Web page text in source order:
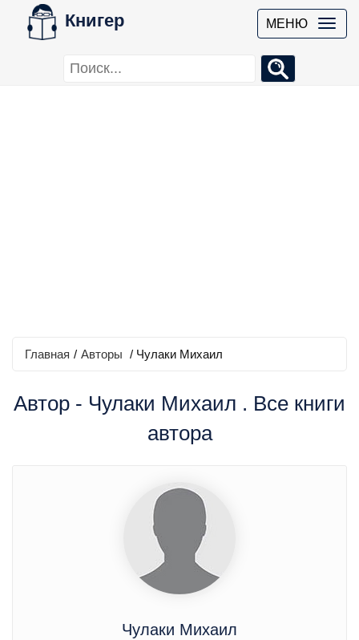
Книгер МЕНЮ
Главная / Авторы / Чулаки Михаил
Автор - Чулаки Михаил . Все книги
автора
Чулаки Михаил